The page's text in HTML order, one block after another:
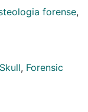
el
y Brash
un método
en la
forense,
Skull, Forensic